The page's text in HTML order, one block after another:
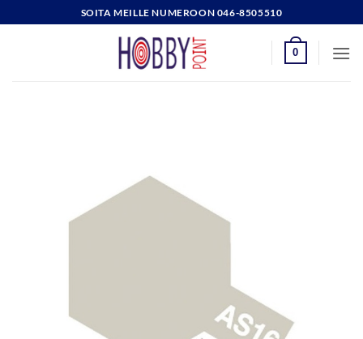
to
SOITA MEILLE NUMEROON 046-8505510
0